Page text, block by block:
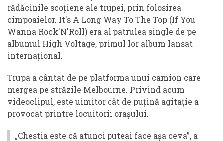
rădăcinile scoțiene ale trupei, prin folosirea
cimpoaielor. It's A Long Way To The Top (If You
Wanna Rock'N'Roll) era al patrulea single de pe
albumul High Voltage, primul lor album lansat
internațional.
Trupa a cântat de pe platforma unui camion care
mergea pe străzile Melbourne. Privind acum
videoclipul, este uimitor cât de puțină agitație a
provocat printre locuitorii orașului.
„Chestia este că atunci puteai face așa ceva”, a